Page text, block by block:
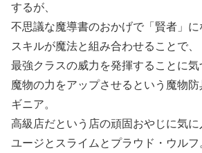
するが、
不思議な魔導書のおかげで「賢者」
スキルが魔法と組み合わせることで、
最強クラスの威力を発揮することに
魔物の力をアップさせるという魔物
ギニア。
高級店だという店の頑固おやじに気に
ユージとスライムとプラウド・ウルフ